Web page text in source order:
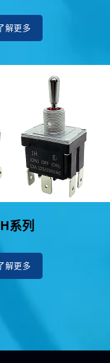
解更多
系列
解更多